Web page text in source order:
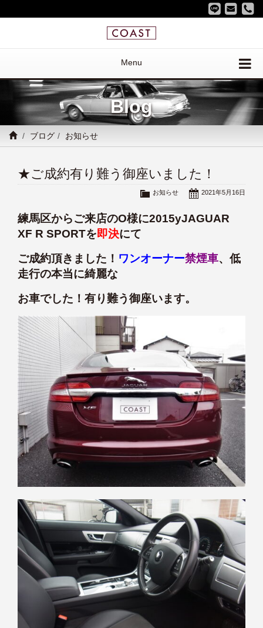
Menu
Blog
ブログ お知らせ
★ご成約有り難う御座いました！
2021年5月16日
お知らせ
練馬区からご来店のO様に2015yJAGUAR
XF R SPORTを即決にて
ご成約頂きました！ ワンオーナー禁煙車、低
走行の本当に綺麗な
お車でした！有り難う御座います。